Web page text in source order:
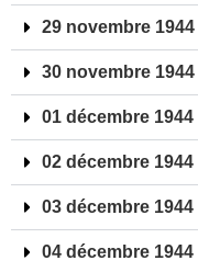
29 novembre 1944
30 novembre 1944
01 décembre 1944
02 décembre 1944
03 décembre 1944
04 décembre 1944